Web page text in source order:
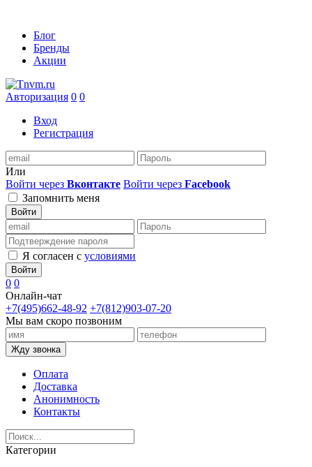
Блог
Бренды
Акции
Авторизация 0 0
Вход
Регистрация
Или
Войти через Вконтакте Войти через Facebook
Запомнить меня
Войти
Я согласен с условиями
Войти
0 0
Онлайн-чат
+7(495)662-48-92 +7(812)903-07-20
Мы вам скоро позвоним
Жду звонка
Оплата
Доставка
Анонимность
Контакты
Категории